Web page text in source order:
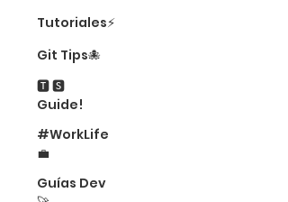
Tutoriales⚡
Git Tips🐙
🆃 🆂
Guide!
#WorkLife
💼
Guías Dev